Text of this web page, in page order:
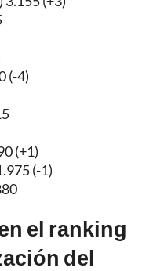
(-4)
(+1)
(-1)
el ranking
del